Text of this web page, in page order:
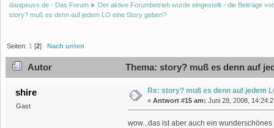
danipeuss.de - Das Forum » Der aktive Forumbetrieb wurde eingestellt - die Beiträge
story? muß es denn auf jedem LO eine Story geben?
Seiten: 1 [2] Nach unten
Autor Thema: story? muß es denn auf
shire
Gast
Re: story? muß es denn auf jedem
« Antwort #15 am: Juni 28, 2008,
wow...das ist aber auch ein